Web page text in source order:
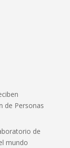
de Personas
de
mundo